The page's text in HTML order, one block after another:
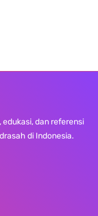
dan referensi
di Indonesia.